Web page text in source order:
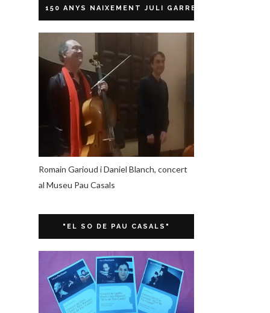
150 ANYS NAIXEMENT JULI GARRETA
Romain Garioud i Daniel Blanch, concert
al Museu Pau Casals
"EL SO DE PAU CASALS"